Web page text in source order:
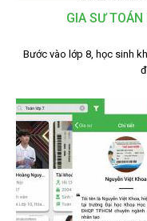
GIA SƯ
Bước vào lớp 8, học sinh